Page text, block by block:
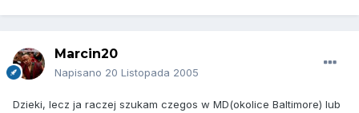
Marcin20
Napisano 20 Listopada 2005
Dzieki, lecz ja raczej szukam czegos w MD(okolice Baltimore) lub